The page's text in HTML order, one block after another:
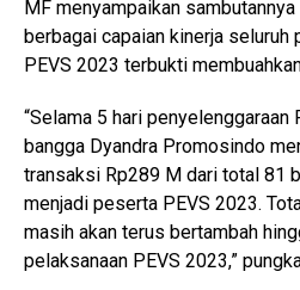
MF menyampaikan
berbagai capaian kinerja seluruh
PEVS 2023 terbukti
“Selama 5 hari penyelenggaraan
bangga Dyandra Promosindo
transaksi Rp289 M dari total 81
menjadi peserta PEVS 2023.
masih akan terus bertambah
pelaksanaan PEVS 2023,”